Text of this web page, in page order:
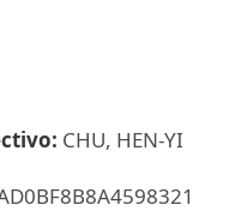
CHU, HEN-YI